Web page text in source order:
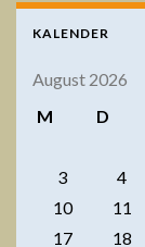
KALENDER
August 2026
M
D
3
4
10
11
17
18